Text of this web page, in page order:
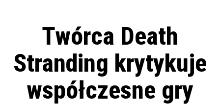
Twórca Death
Stranding krytykuje
współczesne gry